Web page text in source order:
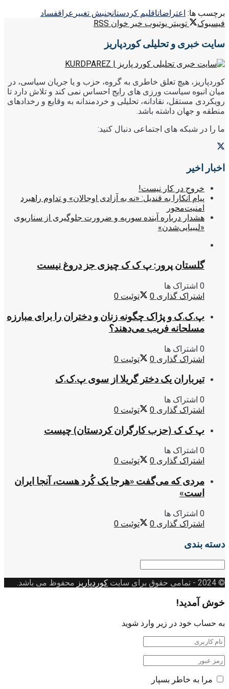
برچسب ها: اعتراضاتاقلیم کردستانجنبش تغییر عراقفساد
فیسبوک
توییتر یوتیوب خبر خوان RSS
سایت خبری و تحلیلی کوردپاریز
کوردپاریز، هیچ تعلق خاطری به گروه، حزب و یا جریان سیاسی، در
میان انبوه سیاست ورزی های رایج احساس نمی کند و تلاش دارد تا
رویکردی مستقل، نقادانه، تحلیلی و خردمندانه به وقایع و رخدادهای
منطقه و جهان داشته باشد.
ما را در شبکه های اجتماعی دنبال کنید:
اخبار اخیر
خروج در کار نیست!
پیام آنکارا به قندیل: «نه به آزادی اوجالان» و تداوم راهبرد
امنیت‌محور
هشدار درباره آینده سوریه و ضرورت جلوگیری از سناریوی
«لیبیایی‌شدن»
گلستان پرور: پ ک ک چیزی جز دروغ نیست
0 اشتراک ها
اشتراک گذاری 0 توئیت 0
پ.ک.ک و پژاک چگونه زنان و دختران را برای مبارزه
مسلحانه فریب می‌دهند؟
0 اشتراک ها
اشتراک گذاری 0 توئیت 0
تیرباران یک دختر گریلا از سوی پ.ک.ک
0 اشتراک ها
اشتراک گذاری 0 توئیت 0
پ ک ک (حزب کارگران کردستان) چیست
0 اشتراک ها
اشتراک گذاری 0 توئیت 0
مردی که می‌گفت «هرجا یک کُرد هست، آنجا ایران
است»
0 اشتراک ها
اشتراک گذاری 0 توئیت 0
دسته بندی
© 2024
- تمامی حقوق برای سایت کوردپاریز محفوظ می باشد.
خوش آمدید!
به حساب خود در زیر وارد شوید
مرا به خاطر بسپار